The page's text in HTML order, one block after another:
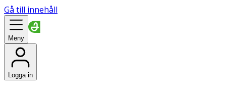
Gå till innehåll
Meny
Logga in